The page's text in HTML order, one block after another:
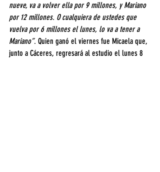
nueve, va a volver ella por 9 millones, y Mariano
por 12 millones. O cualquiera de ustedes que
vuelva por 6 millones el lunes, lo va a tener a
Mariano”. Quien ganó el viernes fue Micaela que,
junto a Cáceres, regresará al estudio el lunes 8